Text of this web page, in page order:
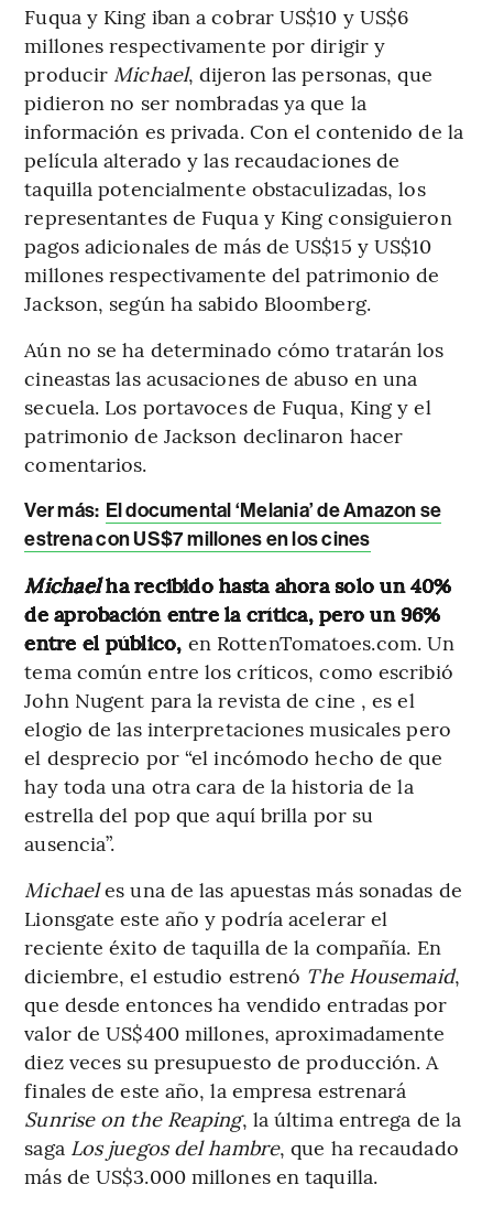
Fuqua y King iban a cobrar US$10 y US$6
millones respectivamente por dirigir y
producir Michael, dijeron las personas, que
pidieron no ser nombradas ya que la
información es privada. Con el contenido de la
película alterado y las recaudaciones de
taquilla potencialmente obstaculizadas, los
representantes de Fuqua y King consiguieron
pagos adicionales de más de US$15 y US$10
millones respectivamente del patrimonio de
Jackson, según ha sabido Bloomberg.
Aún no se ha determinado cómo tratarán los
cineastas las acusaciones de abuso en una
secuela. Los portavoces de Fuqua, King y el
patrimonio de Jackson declinaron hacer
comentarios.
Ver más: El documental ‘Melania’ de Amazon se
estrena con US$7 millones en los cines
Michaelha recibido hasta ahora solo un 40%
de aprobación entre la crítica, pero un 96%
entre el público, en RottenTomatoes.com. Un
tema común entre los críticos, como escribió
John Nugent para la revista de cine , es el
elogio de las interpretaciones musicales pero
el desprecio por “el incómodo hecho de que
hay toda una otra cara de la historia de la
estrella del pop que aquí brilla por su
ausencia”.
Michaeles una de las apuestas más sonadas de
Lionsgate este año y podría acelerar el
reciente éxito de taquilla de la compañía. En
diciembre, el estudio estrenó The Housemaid,
que desde entonces ha vendido entradas por
valor de US$400 millones, aproximadamente
diez veces su presupuesto de producción. A
finales de este año, la empresa estrenará
Sunrise on the Reaping, la última entrega de la
saga Los juegos del hambre, que ha recaudado
más de US$3.000 millones en taquilla.